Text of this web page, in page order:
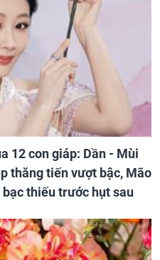
12 con giáp: Dần - Mùi
thăng tiến vượt bậc, Mão
thiếu trước hụt sau